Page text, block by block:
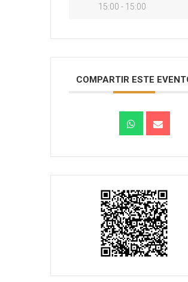
15:00 - 15:00
COMPARTIR ESTE